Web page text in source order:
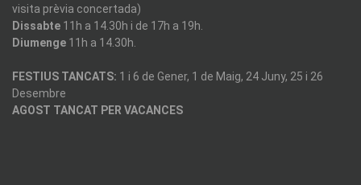
visita prèvia concertada)
Dissabte 11h a 14.30h i de 17h a 19h.
Diumenge 11h a 14.30h.
FESTIUS TANCATS: 1 i 6 de Gener, 1 de Maig, 24 Juny, 25 i 26
Desembre
AGOST TANCAT PER VACANCES